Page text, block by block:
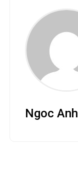
Ngoc Anh